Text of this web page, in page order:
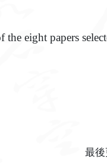
eight papers
最後